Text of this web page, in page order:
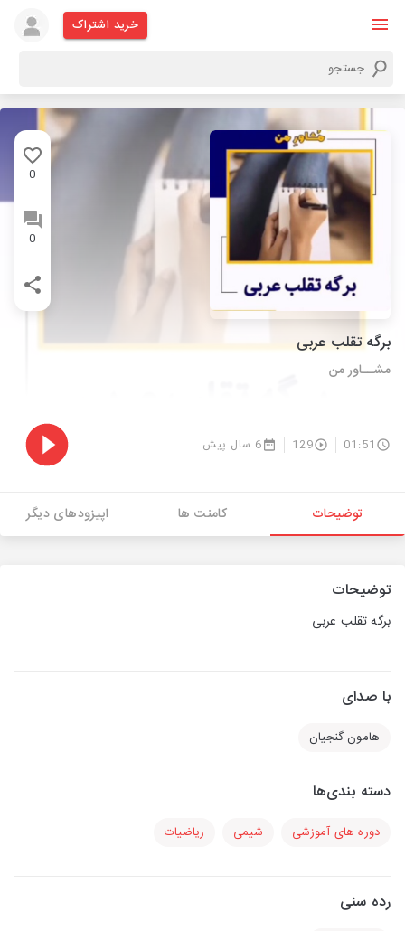
خرید اشتراک
0
0
برگه تقلب عربی
مشــاور من
01:51
129 6 سال پیش
توضیحات کامنت ها اپیزودهای دیگر
توضیحات
برگه تقلب عربی
با صدای
هامون گنجیان
دسته بندی‌ها
دوره های آموزشی شیمی ریاضیات
رده سنی